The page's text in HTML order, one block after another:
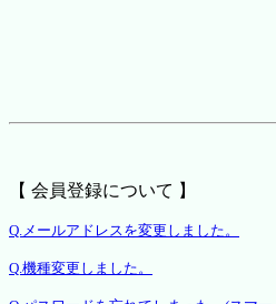
【 会員登録について 】
Q.メールアドレスを変更しました。
Q.機種変更しました。